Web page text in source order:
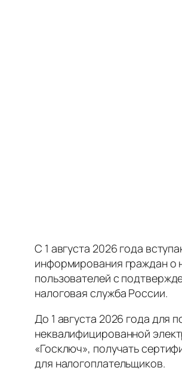
С 1 августа 2026 года
информирования граждан о
пользователей с
налоговая служба России.
До 1 августа 2026 года для
неквалифицированной
«Госключ», получать
для налогоплательщиков.